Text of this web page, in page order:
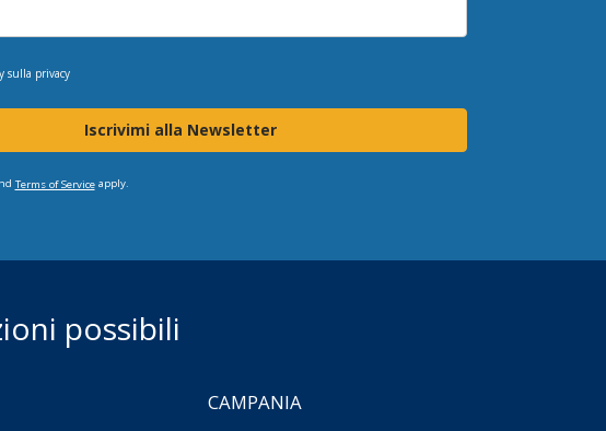
sulla privacy
Iscrivimi alla Newsletter
Terms of Serviceapply.
possibili
CAMPANIA